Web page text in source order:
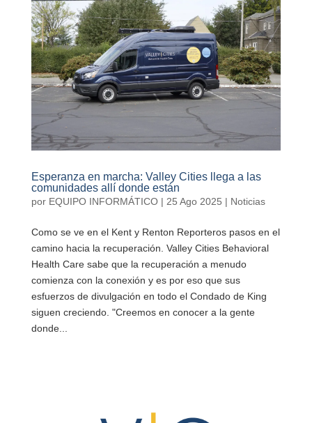
Esperanza en marcha: Valley Cities llega a las
comunidades allí donde están
por EQUIPO INFORMÁTICO| 25 Ago 2025 | Noticias
Como se ve en el Kent y Renton Reporteros pasos en el
camino hacia la recuperación. Valley Cities Behavioral
Health Care sabe que la recuperación a menudo
comienza con la conexión y es por eso que sus
esfuerzos de divulgación en todo el Condado de King
siguen creciendo. "Creemos en conocer a la gente
donde...